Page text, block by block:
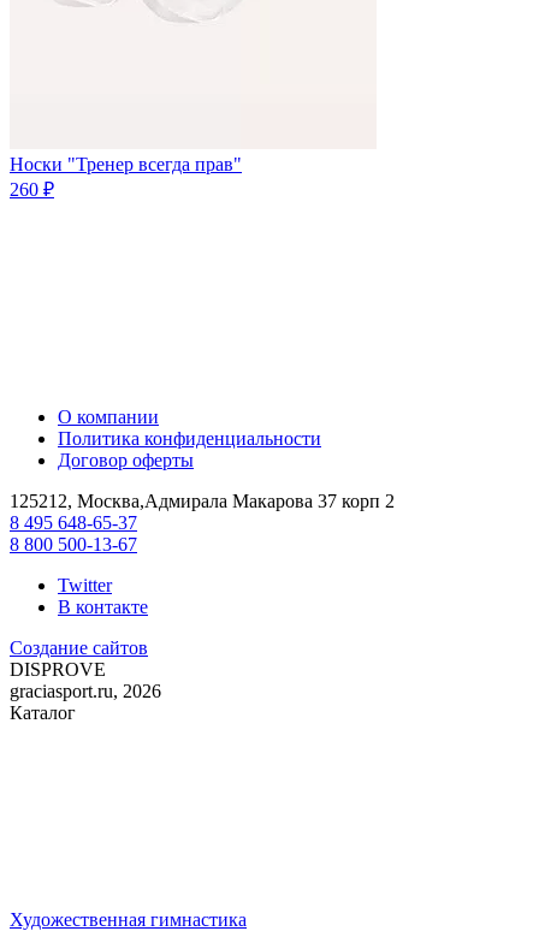
Носки "Тренер всегда прав"
260 ₽
О компании
Политика конфиденциальности
Договор оферты
125212, Москва,Адмирала Макарова 37 корп 2
8 495 648-65-37
8 800 500-13-67
Twitter
В контакте
Создание сайтов
DISPROVE
graciasport.ru, 2026
Каталог
Художественная гимнастика